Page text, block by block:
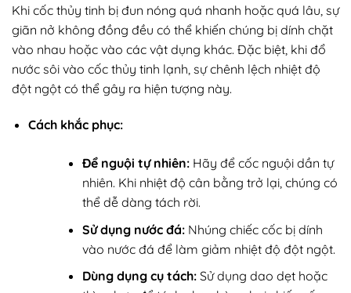
Khi cốc thủy tinh bị đun nóng quá nhanh hoặc quá lâu, sự
giãn nở không đồng đều có thể khiến chúng bị dính chặt
vào nhau hoặc vào các vật dụng khác. Đặc biệt, khi đổ
nước sôi vào cốc thủy tinh lạnh, sự chênh lệch nhiệt độ
đột ngột có thể gây ra hiện tượng này.
Cách khắc phục:
Để nguội tự nhiên:Hãy để cốc nguội dần tự
nhiên. Khi nhiệt độ cân bằng trở lại, chúng có
thể dễ dàng tách rời.
Sử dụng nước đá:Nhúng chiếc cốc bị dính
vào nước đá để làm giảm nhiệt độ đột ngột.
Dùng dụng cụ tách:Sử dụng dao dẹt hoặc